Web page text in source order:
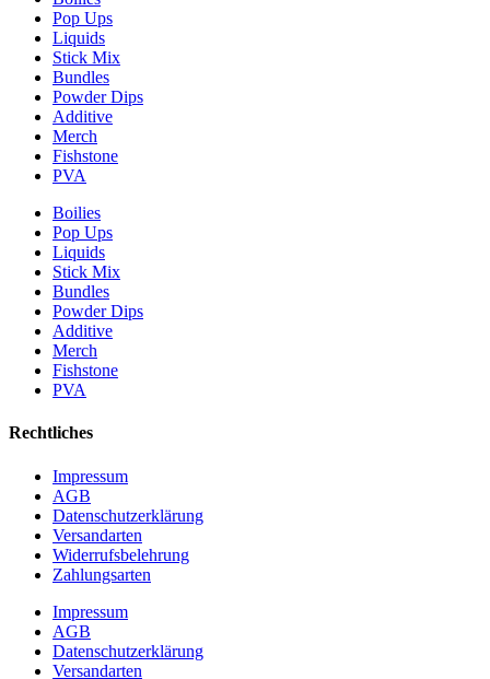
Pop Ups
Liquids
Stick Mix
Bundles
Powder Dips
Additive
Merch
Fishstone
PVA
Boilies
Pop Ups
Liquids
Stick Mix
Bundles
Powder Dips
Additive
Merch
Fishstone
PVA
Rechtliches
Impressum
AGB
Datenschutzerklärung
Versandarten
Widerrufsbelehrung
Zahlungsarten
Impressum
AGB
Datenschutzerklärung
Versandarten